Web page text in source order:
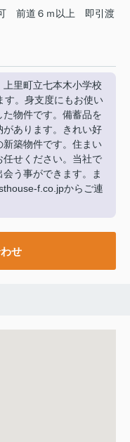
前道６ｍ以上
即引渡
里町立七本木小学校
す。身支度にもお使い
物件です。備蓄品を
があります。きれい好
新築物件です。住まい
せください。当社で
う事ができます。ま
f.co.jpからご連
せ